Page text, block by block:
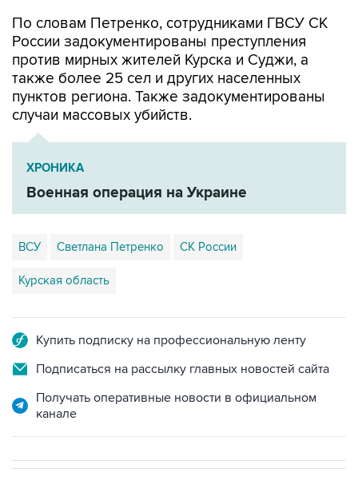
По словам Петренко, сотрудниками ГВСУ СК
России задокументированы преступления
против мирных жителей Курска и Суджи, а
также более 25 сел и других населенных
пунктов региона. Также задокументированы
случаи массовых убийств.
ХРОНИКА
Военная операция на Украине
ВСУ Светлана Петренко СК России
Курская область
Купить подписку на профессиональную ленту
Подписаться на рассылку главных новостей сайта
Получать оперативные новости в официальном
канале